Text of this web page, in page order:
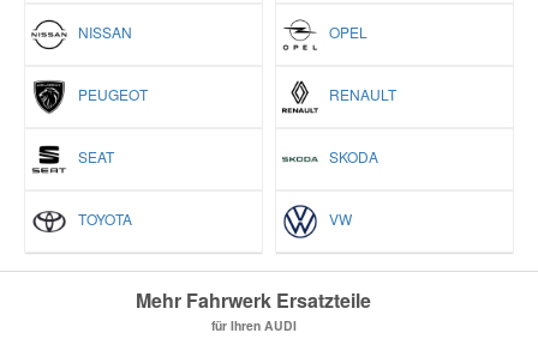
NISSAN OPEL
PEUGEOT RENAULT
SEAT SKODA
TOYOTA VW
Mehr Fahrwerk Ersatzteile
für Ihren AUDI